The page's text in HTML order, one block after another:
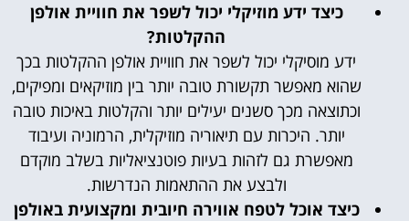
כיצד ידע מוזיקלי יכול לשפר את חוויית אולפן
ההקלטות?
ידע מוסיקלי יכול לשפר את חוויית אולפן ההקלטות בכך
שהוא מאפשר תקשורת טובה יותר בין מוזיקאים ומפיקים,
וכתוצאה מכך סשנים יעילים יותר והקלטות באיכות טובה
יותר. היכרות עם תיאוריה מוזיקלית, הרמוניה ועיבוד
מאפשרת גם לזהות בעיות פוטנציאליות בשלב מוקדם
ולבצע את ההתאמות הנדרשות.
כיצד אוכל לטפח אווירה חיובית ומקצועית באולפן